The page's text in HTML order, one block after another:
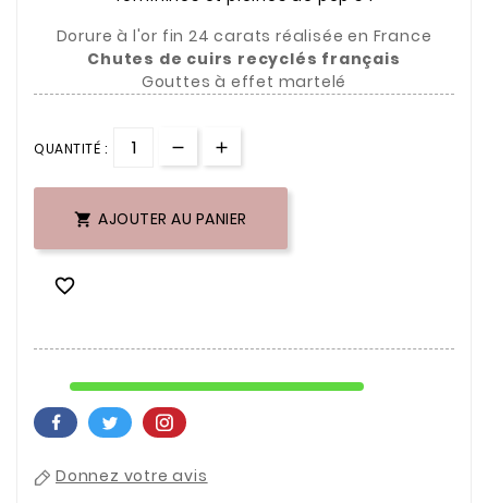
Dorure à l'or fin 24 carats réalisée en France
Chutes de cuirs recyclés français
Gouttes à effet martelé
QUANTITÉ :
 AJOUTER AU PANIER

Donnez votre avis